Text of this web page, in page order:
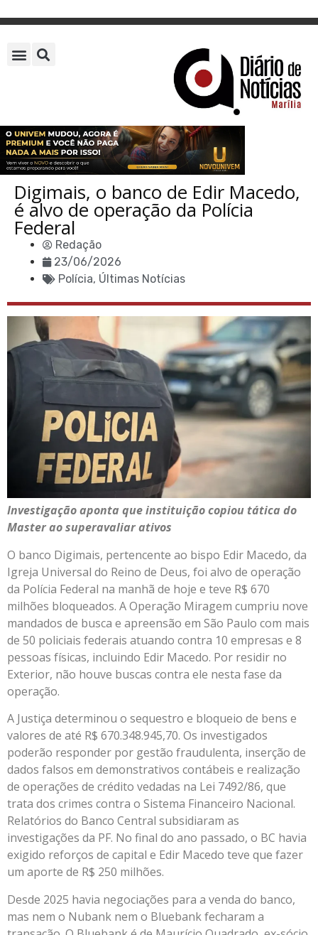
Digimais, o banco de Edir Macedo,
é alvo de operação da Polícia
Federal
Redação
23/06/2026
Polícia, Últimas Notícias
Investigação aponta que instituição copiou tática do
Master ao superavaliar ativos
O banco Digimais, pertencente ao bispo Edir Macedo, da
Igreja Universal do Reino de Deus, foi alvo de operação
da Polícia Federal na manhã de hoje e teve R$ 670
milhões bloqueados. A Operação Miragem cumpriu nove
mandados de busca e apreensão em São Paulo com mais
de 50 policiais federais atuando contra 10 empresas e 8
pessoas físicas, incluindo Edir Macedo. Por residir no
Exterior, não houve buscas contra ele nesta fase da
operação.
A Justiça determinou o sequestro e bloqueio de bens e
valores de até R$ 670.348.945,70. Os investigados
poderão responder por gestão fraudulenta, inserção de
dados falsos em demonstrativos contábeis e realização
de operações de crédito vedadas na Lei 7492/86, que
trata dos crimes contra o Sistema Financeiro Nacional.
Relatórios do Banco Central subsidiaram as
investigações da PF. No final do ano passado, o BC havia
exigido reforços de capital e Edir Macedo teve que fazer
um aporte de R$ 250 milhões.
Desde 2025 havia negociações para a venda do banco,
mas nem o Nubank nem o Bluebank fecharam a